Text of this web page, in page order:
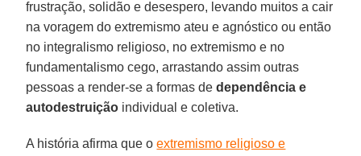
frustração, solidão e desespero, levando muitos a cair
na voragem do extremismo ateu e agnóstico ou então
no integralismo religioso, no extremismo e no
fundamentalismo cego, arrastando assim outras
pessoas a render-se a formas dedependência e
autodestruição individual e coletiva.
A história afirma que oextremismo religioso e